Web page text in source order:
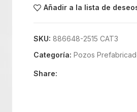
Añadir a la lista de
SKU: 886648-2515 CAT3
Categoría: Pozos
Share: